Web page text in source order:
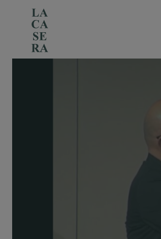
Il nostro catalogo prodotti